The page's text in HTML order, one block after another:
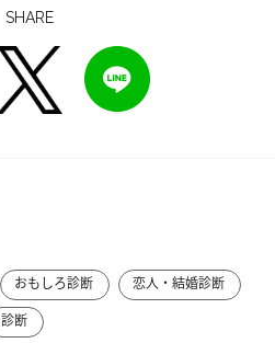
SHARE
おもしろ診断
恋人・結婚診断
診断